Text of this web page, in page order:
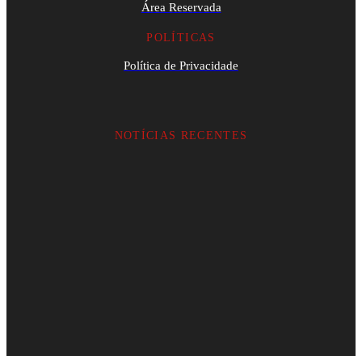
Área Reservada
POLÍTICAS
Política de Privacidade
NOTÍCIAS RECENTES